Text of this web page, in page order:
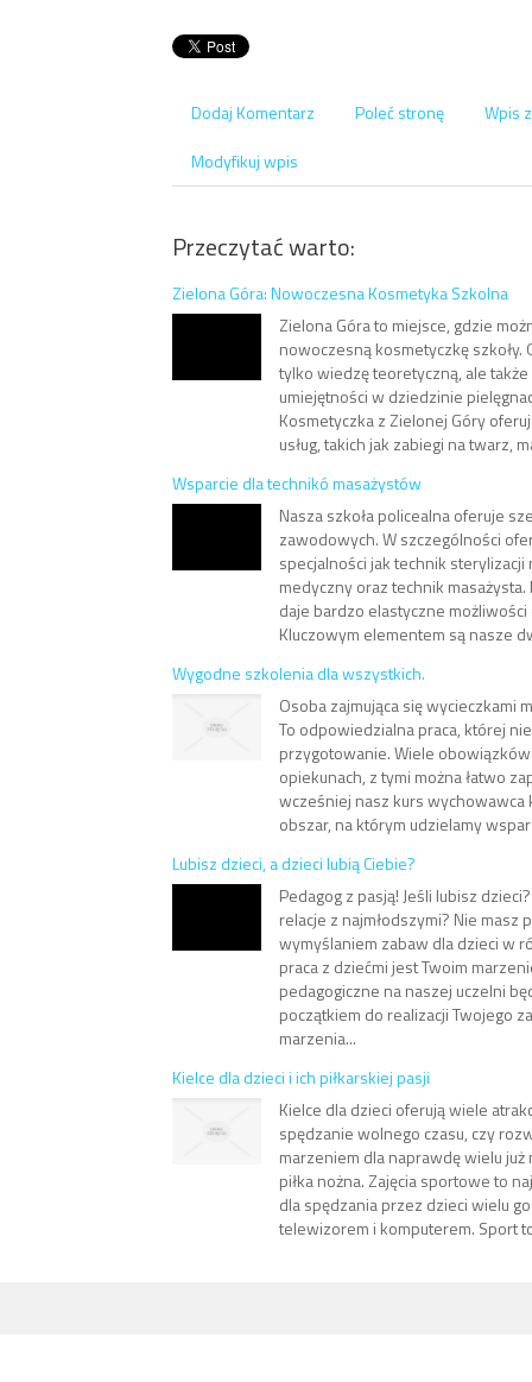
Dodaj Komentarz Poleć stronę
Wpis
Modyfikuj wpis
Przeczytać warto:
Zielona Góra: Nowoczesna Kosmetyka Szkolna
Zielona Góra to miejsce, gdzie
nowoczesną kosmetyczkę szkoły.
tylko wiedzę teoretyczną, ale
umiejętności w dziedzinie
Kosmetyczka z Zielonej Góry
usług, takich jak zabiegi na twarz,
Wsparcie dla technikó masażystów
Nasza szkoła policealna oferuje
zawodowych. W szczególności
specjalności jak technik
medyczny oraz technik
daje bardzo elastyczne
Kluczowym elementem są nasze
Wygodne szkolenia dla wszystkich.
Osoba zajmująca się wycieczkami
To odpowiedzialna praca, której
przygotowanie. Wiele
opiekunach, z tymi można łatwo
wcześniej nasz kurs wychowawca
obszar, na którym udzielamy
Lubisz dzieci, a dzieci lubią Ciebie?
Pedagog z pasją! Jeśli lubisz
relacje z najmłodszymi? Nie masz
wymyślaniem zabaw dla dzieci w
praca z dziećmi jest Twoim
pedagogiczne na naszej uczelni
początkiem do realizacji Twojego
marzenia...
Kielce dla dzieci i ich piłkarskiej pasji
Kielce dla dzieci oferują wiele
spędzanie wolnego czasu, czy
marzeniem dla naprawdę wielu już
piłka nożna. Zajęcia sportowe to
dla spędzania przez dzieci wielu
telewizorem i komputerem. Sport